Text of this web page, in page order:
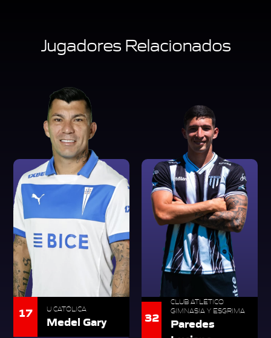
Jugadores Relacionados
17 U CATÓLICA
Medel Gary 32
CLUB ATLÉTICO
GIMNASIA Y ESGRIMA
Paredes